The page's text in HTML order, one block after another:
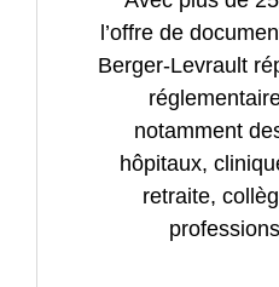
des
et
les
est
les
l’offre de
Berger-Levrault
notamment
hôpitaux,
retraite,